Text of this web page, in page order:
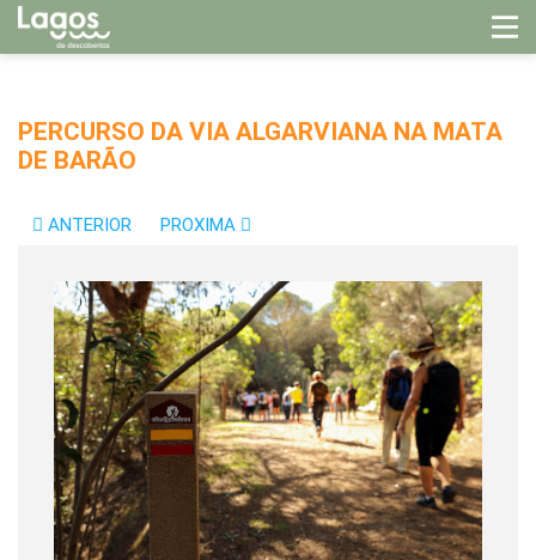
PERCURSO DA VIA ALGARVIANA NA MATA
DE BARÃO
ANTERIOR PROXIMA